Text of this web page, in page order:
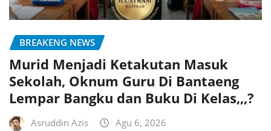
BREAKENG NEWS
Murid Menjadi Ketakutan Masuk
Sekolah, Oknum Guru Di Bantaeng
Lempar Bangku dan Buku Di Kelas,,,?
Asruddin Azis Agu 6, 2026